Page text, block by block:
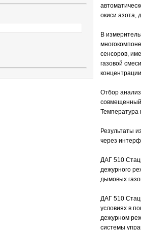
окиси азота,
В
сенсоров,
газовой
Отбор
совмещенный
Температура
Результаты
через
ДАГ 510
дежурного
дымовых
ДАГ 510
условиях в
дежурном
системы